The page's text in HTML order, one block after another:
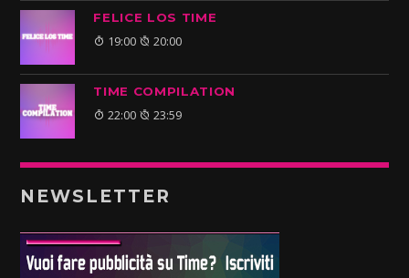
FELICE LOS TIME
19:00 20:00
TIME COMPILATION
22:00 23:59
NEWSLETTER